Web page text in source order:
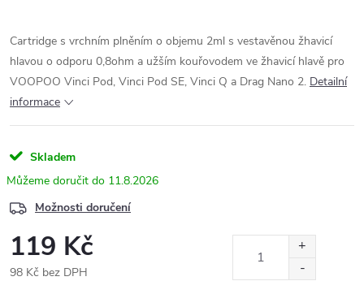
Cartridge s vrchním plněním o objemu 2ml s vestavěnou žhavicí
hlavou o odporu 0,8ohm a užším kouřovodem ve žhavicí hlavě pro
VOOPOO Vinci Pod, Vinci Pod SE, Vinci Q a Drag Nano 2. Detailní
informace
Skladem
11.8.2026
Možnosti doručení
119 Kč
98 Kč bez DPH